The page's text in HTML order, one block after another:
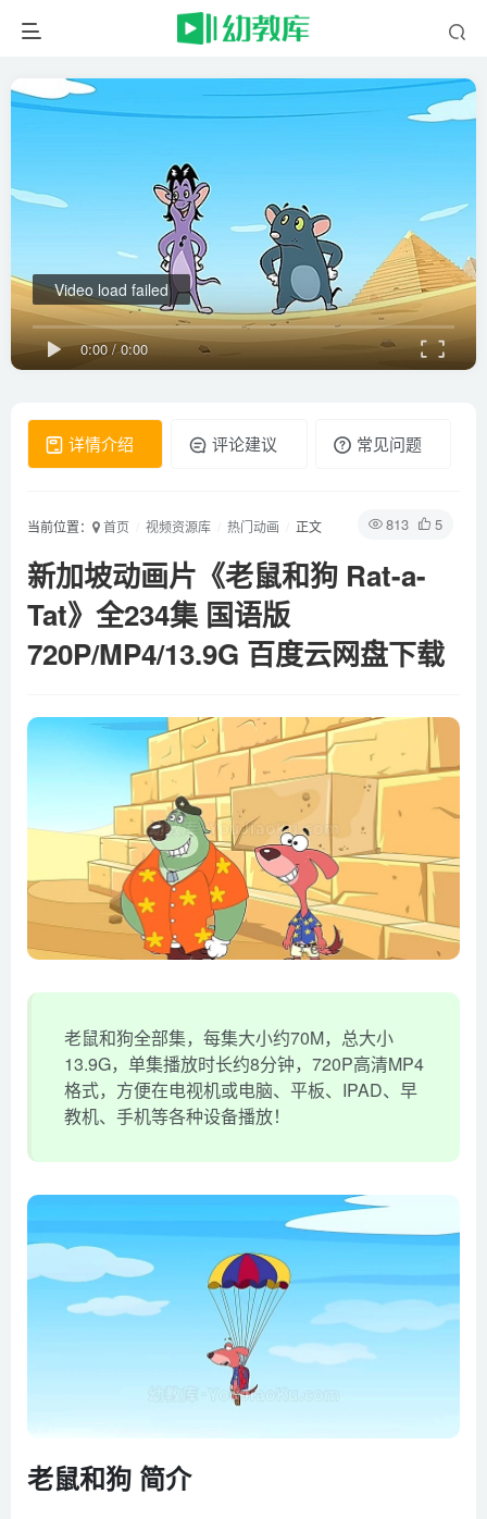
0:00/0:00
Video load failed
详情介绍 评论建议 常见问题
813 5
当前位置： 首页 视频资源库 热门动画 正文
新加坡动画片《老鼠和狗 Rat-a-
Tat》全234集 国语版
720P/MP4/13.9G 百度云网盘下载
老鼠和狗全部集，每集大小约70M，总大小
13.9G，单集播放时长约8分钟，720P高清MP4
格式，方便在电视机或电脑、平板、IPAD、早
教机、手机等各种设备播放！
老鼠和狗 简介